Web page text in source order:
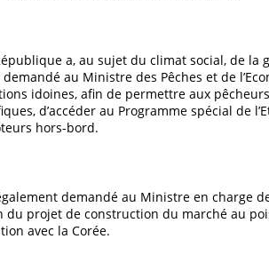
a, au sujet du climat social, de la
au Ministre des Pêches et de
idoines, afin de permettre aux
d’accéder au Programme spécial de
hors-bord.
demandé au Ministre en charge
du projet de construction du marché au
avec la Corée.